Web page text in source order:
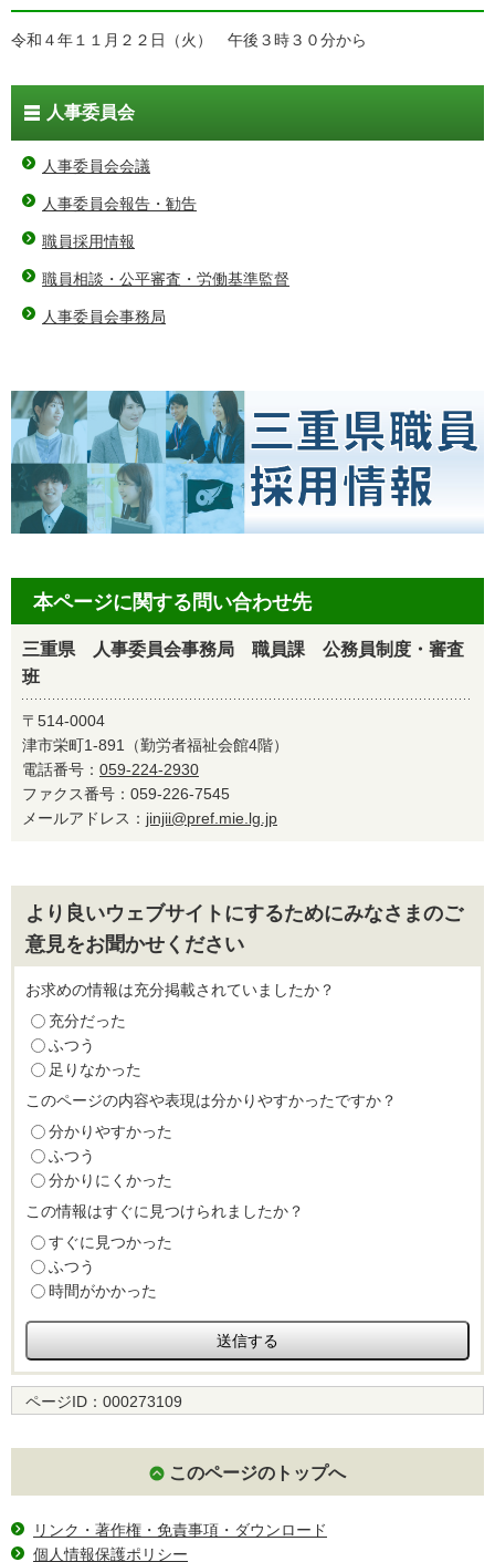
令和４年１１月２２日（火） 午後３時３０分から
人事委員会
人事委員会会議
人事委員会報告・勧告
職員採用情報
職員相談・公平審査・労働基準監督
人事委員会事務局
本ページに関する問い合わせ先
三重県 人事委員会事務局 職員課 公務員制度・審査
班
〒514-0004
津市栄町1-891（勤労者福祉会館4階）
電話番号： 059-224-2930
ファクス番号：059-226-7545
メールアドレス： jinjii@pref.mie.lg.jp
より良いウェブサイトにするためにみなさまのご
意見をお聞かせください
お求めの情報は充分掲載されていましたか？
充分だった
ふつう
足りなかった
このページの内容や表現は分かりやすかったですか？
分かりやすかった
ふつう
分かりにくかった
この情報はすぐに見つけられましたか？
すぐに見つかった
ふつう
時間がかかった
ページID： 000273109
このページのトップへ
リンク・著作権・免責事項・ダウンロード
個人情報保護ポリシー